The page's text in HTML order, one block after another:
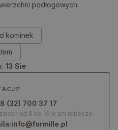
podłogowych.
kominek
13 Sie
(32) 700 37 17
od 8 do 16 w dni robocze.
info@formille.pl